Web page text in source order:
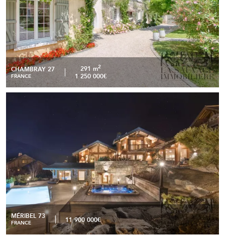
CHAMBRAY 27
FRANCE
291 m2
1 250 000€
MÉRIBEL 73
FRANCE 11 900 000€
Chalet d’exception avec vues panoramiques de 527 m² à